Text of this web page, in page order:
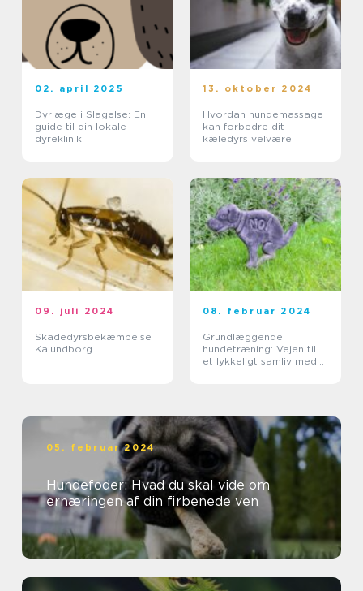
02. april 2025
Dyrlæge i Slagelse: En
guide til din lokale
dyreklinik
13. oktober 2024
Hvordan hundemassage
kan forbedre dit
kæledyrs velvære
09. juli 2024
Skadedyrsbekæmpelse
Kalundborg
08. februar 2024
Grundlæggende
hundetræning: Vejen til
et lykkeligt samliv med
05. februar 2024
Hundefoder: Hvad du skal vide om
ernæringen af din firbenede ven